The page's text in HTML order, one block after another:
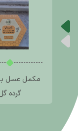
مکمل عسل
گرده